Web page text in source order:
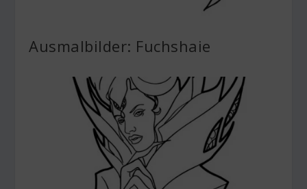
Ausmalbilder: Fuchshaie